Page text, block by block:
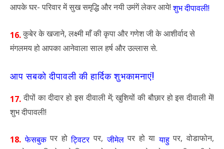
आपके घर- परिवार में सुख समृद्धि और नयी उमंगें लेकर आये!शुभ दीपावली!
16.कुबेर के खजाने, लक्ष्मी माँ की कृपा और गणेश जी के आशीर्वाद से
मंगलमय हो आपका आनेवाला साल हर्ष और उल्लास से.
आप सबको दीपावली की हार्दिक शुभकामनाएं!
17.दीपों का दीदार हो इस दीवाली में; खुशियों की बौछार हो इस दीवाली में!
शुभ दीपावली!
18.फेसबुकपर होट्विटरपर,जीमेलपर हो यायाहुपर, वोडाफोन,